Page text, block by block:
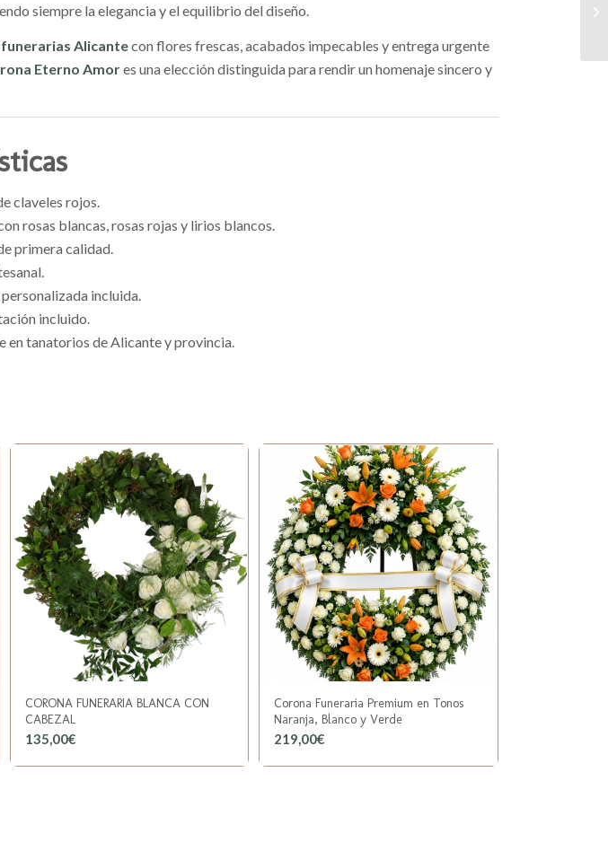
siempre la elegancia y el equilibrio del diseño.
Alicantecon flores frescas, acabados impecables y entrega urgente
Eterno Amores una elección distinguida para rendir un homenaje sincero y
claveles rojos.
rosas blancas, rosas rojas y lirios blancos.
primera calidad.
incluida.
incluido.
en tanatorios de Alicante y provincia.
CORONA FUNERARIA BLANCA CON
CABEZAL
135,00€
Corona Funeraria Premium en Tonos
Naranja, Blanco y Verde
219,00€